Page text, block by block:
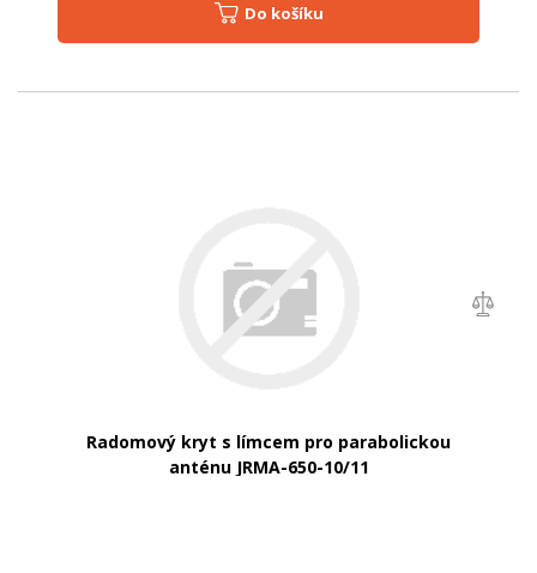
Do košíku
Radomový kryt s límcem pro parabolickou
anténu JRMA-650-10/11